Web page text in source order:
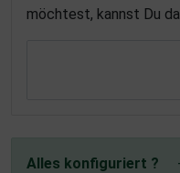
möchtest, kannst Du
Alles konfiguriert ?